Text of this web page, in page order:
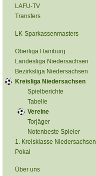
LAFU-TV
Transfers
LK-Sparkassenmasters
Oberliga Hamburg
Landesliga Niedersachsen
Bezirksliga Niedersachsen
Kreisliga Niedersachsen
Spielberichte
Tabelle
Vereine
Torjäger
Notenbeste Spieler
1. Kreisklasse Niedersachsen
Pokal
Über uns